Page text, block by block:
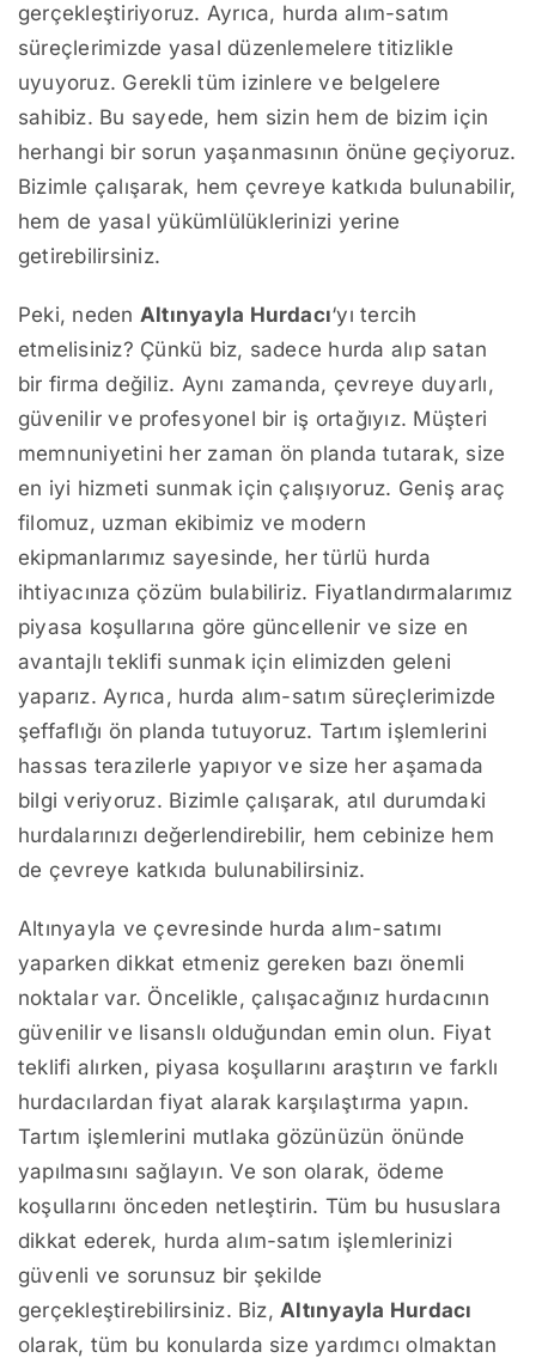
gerçekleştiriyoruz. Ayrıca, hurda alım-satım
süreçlerimizde yasal düzenlemelere titizlikle
uyuyoruz. Gerekli tüm izinlere ve belgelere
sahibiz. Bu sayede, hem sizin hem de bizim için
herhangi bir sorun yaşanmasının önüne geçiyoruz.
Bizimle çalışarak, hem çevreye katkıda bulunabilir,
hem de yasal yükümlülüklerinizi yerine
getirebilirsiniz.
Peki, neden Altınyayla Hurdacı‘yı tercih
etmelisiniz? Çünkü biz, sadece hurda alıp satan
bir firma değiliz. Aynı zamanda, çevreye duyarlı,
güvenilir ve profesyonel bir iş ortağıyız. Müşteri
memnuniyetini her zaman ön planda tutarak, size
en iyi hizmeti sunmak için çalışıyoruz. Geniş araç
filomuz, uzman ekibimiz ve modern
ekipmanlarımız sayesinde, her türlü hurda
ihtiyacınıza çözüm bulabiliriz. Fiyatlandırmalarımız
piyasa koşullarına göre güncellenir ve size en
avantajlı teklifi sunmak için elimizden geleni
yaparız. Ayrıca, hurda alım-satım süreçlerimizde
şeffaflığı ön planda tutuyoruz. Tartım işlemlerini
hassas terazilerle yapıyor ve size her aşamada
bilgi veriyoruz. Bizimle çalışarak, atıl durumdaki
hurdalarınızı değerlendirebilir, hem cebinize hem
de çevreye katkıda bulunabilirsiniz.
Altınyayla ve çevresinde hurda alım-satımı
yaparken dikkat etmeniz gereken bazı önemli
noktalar var. Öncelikle, çalışacağınız hurdacının
güvenilir ve lisanslı olduğundan emin olun. Fiyat
teklifi alırken, piyasa koşullarını araştırın ve farklı
hurdacılardan fiyat alarak karşılaştırma yapın.
Tartım işlemlerini mutlaka gözünüzün önünde
yapılmasını sağlayın. Ve son olarak, ödeme
koşullarını önceden netleştirin. Tüm bu hususlara
dikkat ederek, hurda alım-satım işlemlerinizi
güvenli ve sorunsuz bir şekilde
gerçekleştirebilirsiniz. Biz, Altınyayla Hurdacı
olarak, tüm bu konularda size yardımcı olmaktan